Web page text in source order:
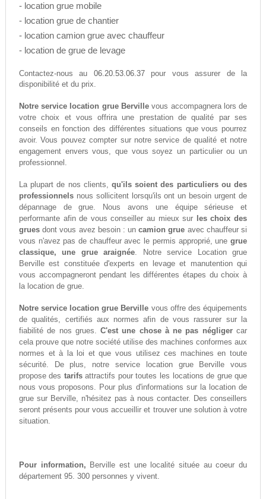
- location grue mobile
- location grue de chantier
- location camion grue avec chauffeur
- location de grue de levage
Contactez-nous au 06.20.53.06.37pour vous assurer de la
disponibilité et du prix.
Notre service location grue Berville vous accompagnera lors de
votre choix et vous offrira une prestation de qualité par ses
conseils en fonction des différentes situations que vous pourrez
avoir. Vous pouvez compter sur notre service de qualité et notre
engagement envers vous, que vous soyez un particulier ou un
professionnel.
La plupart de nos clients, qu'ils soient des particuliers ou des
professionnelsnous sollicitent lorsqu'ils ont un besoin urgent de
dépannage de grue. Nous avons une équipe sérieuse et
performante afin de vous conseiller au mieux sur
les choix des
gruesdont vous avez besoin : uncamion grue avec chauffeur si
vous n'avez pas de chauffeur avec le permis approprié, unegrue
classique, une grue araignée. Notre service Location grue
Berville est constituée d'experts en levage et manutention qui
vous accompagneront pendant les différentes étapes du choix à
la location de grue.
Notre service location grue Berville vous offre des équipements
de qualités, certifiés aux normes afin de vous rassurer sur la
fiabilité de nos grues.C'est une chose à ne pas négligercar
cela prouve que notre société utilise des machines conformes aux
normes et à la loi et que vous utilisez ces machines en toute
sécurité. De plus, notre service location grue Berville vous
propose des tarifsattractifs pour toutes les locations de grue que
nous vous proposons. Pour plus d'informations sur la location de
grue sur Berville, n'hésitez pas à nous contacter. Des conseillers
seront présents pour vous accueillir et trouver une solution à votre
situation.
Pour information, Berville est une localité située au coeur du
département 95. 300 personnes y vivent.